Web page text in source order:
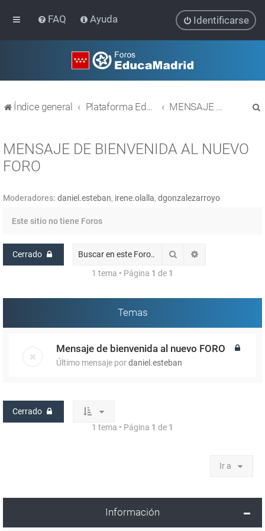
FAQ Ayuda Identificarse
Índice general Plataforma Educativa EducaMadrid MENSAJE DE BIENVENIDA AL NUEVO FORO
MENSAJE DE BIENVENIDA AL NUEVO
FORO
Moderadores: daniel.esteban, irene.olalla, dgonzalezarroyo
Este sitio no tiene Foros
Cerrado Buscar
1 tema • Página 1 de 1
Temas
Mensaje de bienvenida al nuevo FORO
Último mensaje pordaniel.esteban
Cerrado
1 tema • Página 1 de 1
Ir a
Información